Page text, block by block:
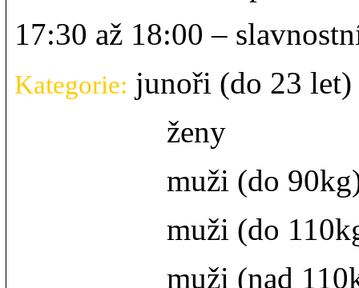
17:30 až 18:00 –
Kategorie: junoři (do 23 let)
ženy
muži (do
muži (do
muži (nad